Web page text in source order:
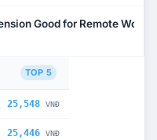
Good for Remote Work?
TOP 5
25,548 VNĐ
25,446 VNĐ